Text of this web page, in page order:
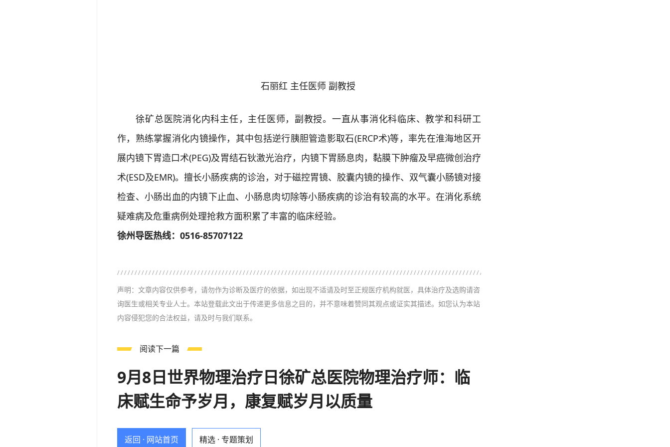
石丽红 主任医师 副教授
徐矿总医院消化内科主任，主任医师，副教授。一直从事消化科临床、教学和科研工
作，熟练掌握消化内镜操作，其中包括逆行胰胆管造影取石(ERCP术)等，率先在淮海地区开
展内镜下胃造口术(PEG)及胃结石钬激光治疗，内镜下胃肠息肉，黏膜下肿瘤及早癌微创治疗
术(ESD及EMR)。擅长小肠疾病的诊治，对于磁控胃镜、胶囊内镜的操作、双气囊小肠镜对接
检查、小肠出血的内镜下止血、小肠息肉切除等小肠疾病的诊治有较高的水平。在消化系统
疑难病及危重病例处理抢救方面积累了丰富的临床经验。
徐州导医热线：0516-85707122
声明：文章内容仅供参考，请勿作为诊断及医疗的依据，如出现不适请及时至正规医疗机构就医，具体治疗及选购请咨
询医生或相关专业人士。本站登载此文出于传递更多信息之目的，并不意味着赞同其观点或证实其描述。如您认为本站
内容侵犯您的合法权益，请及时与我们联系。
阅读下一篇
9月8日世界物理治疗日徐矿总医院物理治疗师：临
床赋生命予岁月，康复赋岁月以质量
返回 · 网站首页 精选 · 专题策划